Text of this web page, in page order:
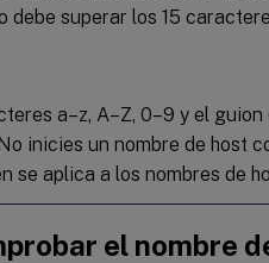
debe superar los 15
a–z, A–Z, 0–9 y el
inicies un nombre de host
se aplica a los nombres de
el nombre